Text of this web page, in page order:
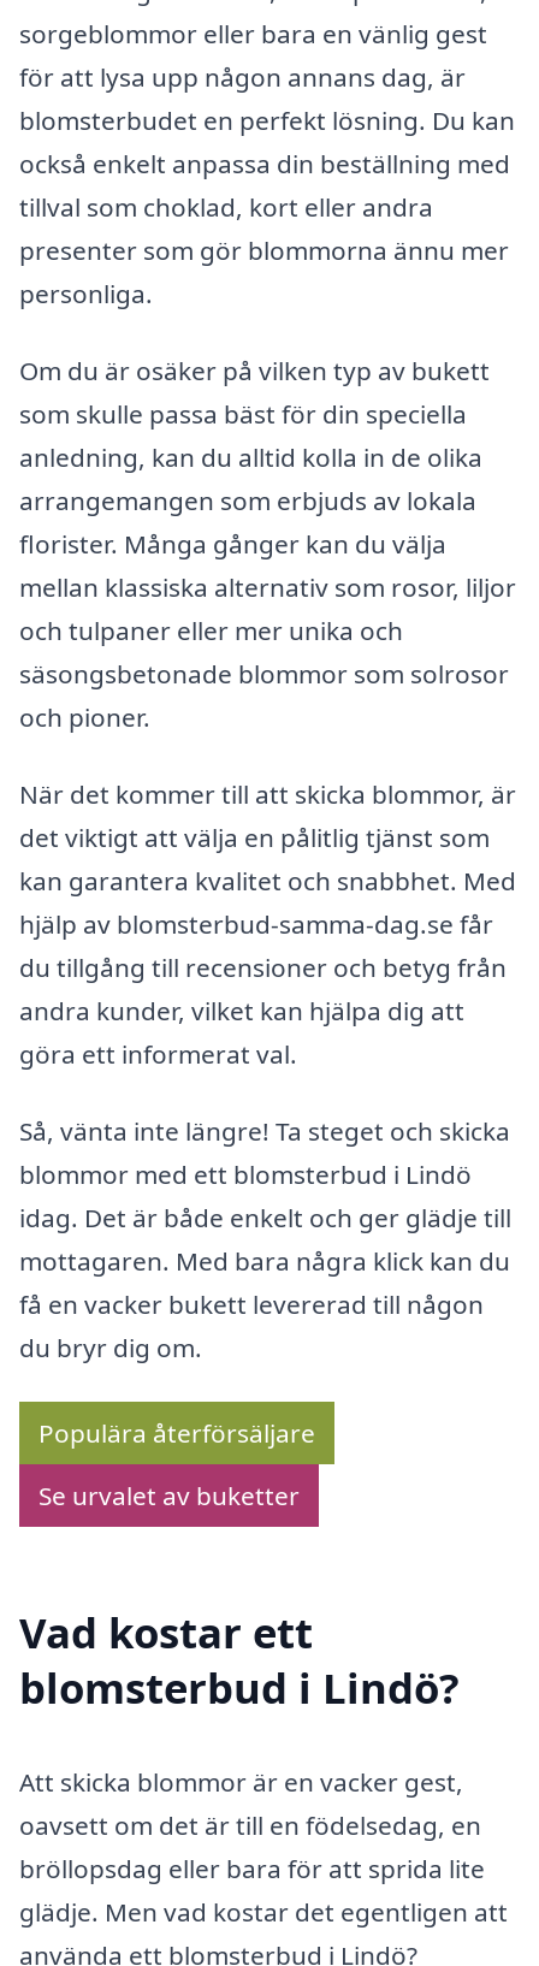
sorgeblommor eller bara en vänlig gest
för att lysa upp någon annans dag, är
blomsterbudet en perfekt lösning. Du kan
också enkelt anpassa din beställning med
tillval som choklad, kort eller andra
presenter som gör blommorna ännu mer
personliga.
Om du är osäker på vilken typ av bukett
som skulle passa bäst för din speciella
anledning, kan du alltid kolla in de olika
arrangemangen som erbjuds av lokala
florister. Många gånger kan du välja
mellan klassiska alternativ som rosor, liljor
och tulpaner eller mer unika och
säsongsbetonade blommor som solrosor
och pioner.
När det kommer till att skicka blommor, är
det viktigt att välja en pålitlig tjänst som
kan garantera kvalitet och snabbhet. Med
hjälp av blomsterbud-samma-dag.se får
du tillgång till recensioner och betyg från
andra kunder, vilket kan hjälpa dig att
göra ett informerat val.
Så, vänta inte längre! Ta steget och skicka
blommor med ett blomsterbud i Lindö
idag. Det är både enkelt och ger glädje till
mottagaren. Med bara några klick kan du
få en vacker bukett levererad till någon
du bryr dig om.
Populära återförsäljare
Se urvalet av buketter
Vad kostar ett
blomsterbud i Lindö?
Att skicka blommor är en vacker gest,
oavsett om det är till en födelsedag, en
bröllopsdag eller bara för att sprida lite
glädje. Men vad kostar det egentligen att
använda ett blomsterbud i Lindö?